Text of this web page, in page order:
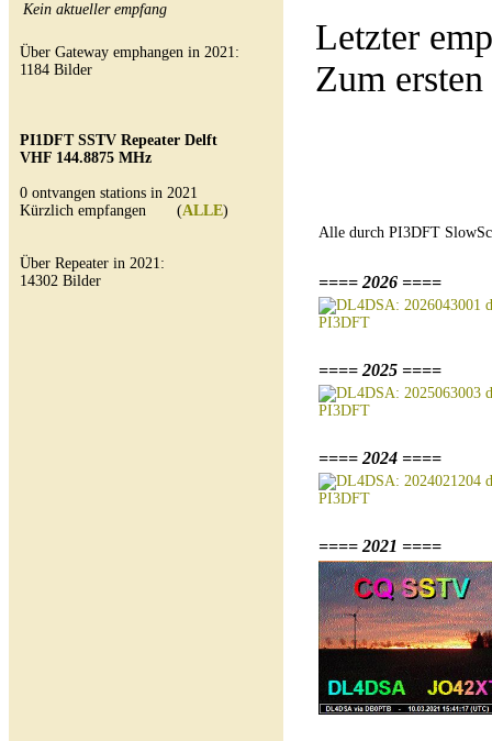
Kein aktueller empfang
Über Gateway emphangen in 2021:
1184 Bilder
PI1DFT SSTV Repeater Delft
VHF 144.8875 MHz
0 ontvangen stations in 2021
Kürzlich empfangen (ALLE)
Über Repeater in 2021:
14302 Bilder
Letzter
Zum
Alle durch PI3DFT
==== 2026 ====
==== 2025 ====
==== 2024 ====
==== 2021 ====